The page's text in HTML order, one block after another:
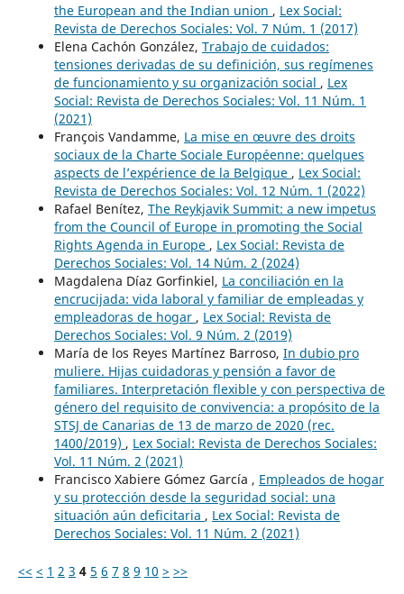
the European and the Indian union , Lex Social:
Revista de Derechos Sociales: Vol. 7 Núm. 1 (2017)
Elena Cachón González, Trabajo de cuidados:
tensiones derivadas de su definición, sus regímenes
de funcionamiento y su organización social , Lex
Social: Revista de Derechos Sociales: Vol. 11 Núm. 1
(2021)
François Vandamme, La mise en œuvre des droits
sociaux de la Charte Sociale Européenne: quelques
aspects de l’expérience de la Belgique , Lex Social:
Revista de Derechos Sociales: Vol. 12 Núm. 1 (2022)
Rafael Benítez, The Reykjavik Summit: a new impetus
from the Council of Europe in promoting the Social
Rights Agenda in Europe , Lex Social: Revista de
Derechos Sociales: Vol. 14 Núm. 2 (2024)
Magdalena Díaz Gorfinkiel, La conciliación en la
encrucijada: vida laboral y familiar de empleadas y
empleadoras de hogar , Lex Social: Revista de
Derechos Sociales: Vol. 9 Núm. 2 (2019)
María de los Reyes Martínez Barroso, In dubio pro
muliere. Hijas cuidadoras y pensión a favor de
familiares. Interpretación flexible y con perspectiva de
género del requisito de convivencia: a propósito de la
STSJ de Canarias de 13 de marzo de 2020 (rec.
1400/2019) , Lex Social: Revista de Derechos Sociales:
Vol. 11 Núm. 2 (2021)
Francisco Xabiere Gómez García , Empleados de hogar
y su protección desde la seguridad social: una
situación aún deficitaria , Lex Social: Revista de
Derechos Sociales: Vol. 11 Núm. 2 (2021)
<< < 1 2 3 4 5 6 7 8 9 10 > >>